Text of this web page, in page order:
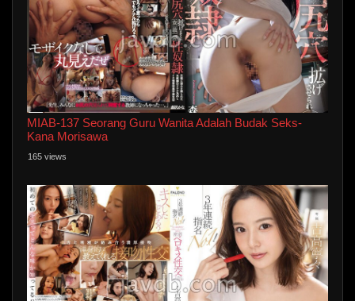
MIAB-137 Seorang Guru Wanita Adalah Budak Seks-
Kana Morisawa
165 views